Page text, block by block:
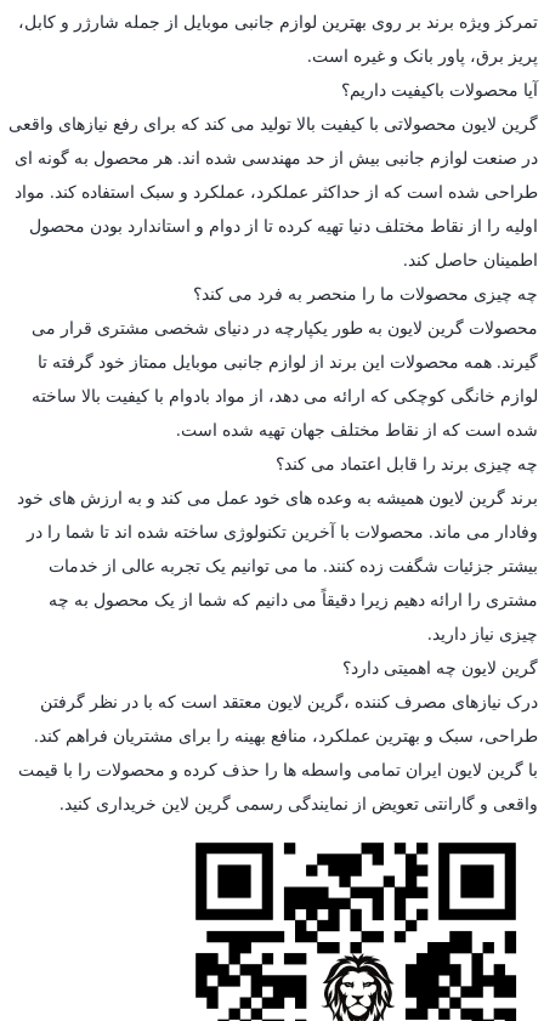
تمرکز ویژه برند بر روی بهترین لوازم جانبی موبایل از جمله شارژر و کابل،
پریز برق، پاور بانک و غیره است.
آیا محصولات باکیفیت داریم؟
گرین لایون محصولاتی با کیفیت بالا تولید می کند که برای رفع نیازهای واقعی
در صنعت لوازم جانبی بیش از حد مهندسی شده اند. هر محصول به گونه ای
طراحی شده است که از حداکثر عملکرد، عملکرد و سبک استفاده کند. مواد
اولیه را از نقاط مختلف دنیا تهیه کرده تا از دوام و استاندارد بودن محصول
اطمینان حاصل کند.
چه چیزی محصولات ما را منحصر به فرد می کند؟
محصولات گرین لایون به طور یکپارچه در دنیای شخصی مشتری قرار می
گیرند. همه محصولات این برند از لوازم جانبی موبایل ممتاز خود گرفته تا
لوازم خانگی کوچکی که ارائه می دهد، از مواد بادوام با کیفیت بالا ساخته
شده است که از نقاط مختلف جهان تهیه شده است.
چه چیزی برند را قابل اعتماد می کند؟
برند گرین لایون همیشه به وعده های خود عمل می کند و به ارزش های خود
وفادار می ماند. محصولات با آخرین تکنولوژی ساخته شده اند تا شما را در
بیشتر جزئیات شگفت زده کنند. ما می توانیم یک تجربه عالی از خدمات
مشتری را ارائه دهیم زیرا دقیقاً می دانیم که شما از یک محصول به چه
چیزی نیاز دارید.
گرین لایون چه اهمیتی دارد؟
درک نیازهای مصرف کننده ،گرین لایون معتقد است که با در نظر گرفتن
طراحی، سبک و بهترین عملکرد، منافع بهینه را برای مشتریان فراهم کند.
با گرین لایون ایران تمامی واسطه ها را حذف کرده و محصولات را با قیمت
واقعی و گارانتی تعویض از نمایندگی رسمی گرین لاین خریداری کنید.